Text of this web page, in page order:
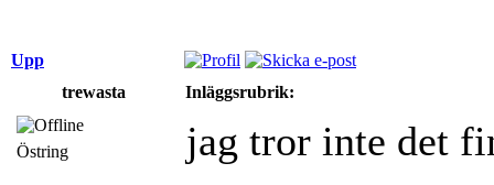
Upp
trewasta
Inläggsrubrik:
Östring jag tror inte det